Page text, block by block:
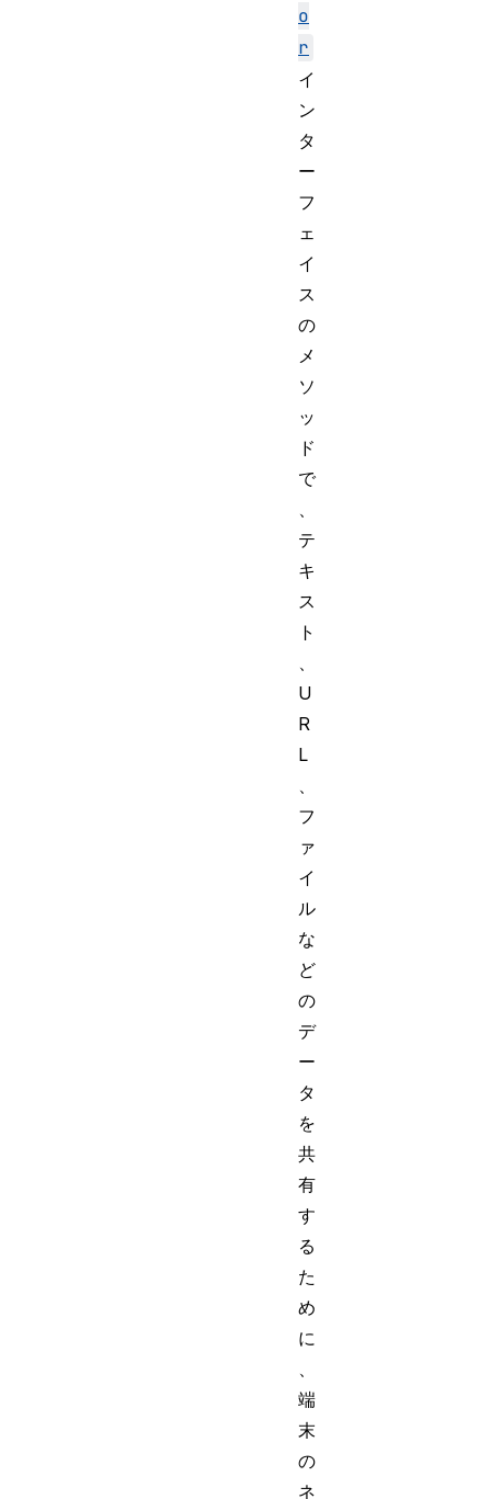
o
r
イ
ン
タ
ー
フ
ェ
イ
ス
の
メ
ソ
ッ
ド
で
、
テ
キ
ス
ト
、
U
R
L
、
フ
ァ
イ
ル
な
ど
の
デ
ー
タ
を
共
有
す
る
た
め
に
、
端
末
の
ネ